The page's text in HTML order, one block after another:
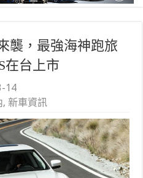
襲，最強海神跑旅
在台上市
14
,新車資訊